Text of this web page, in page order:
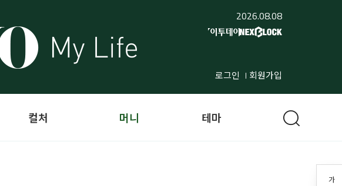
2026.08.08
로그인 회원가입
가
컬처 머니 테마